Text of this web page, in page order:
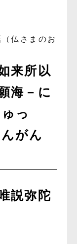
（仏さまのお
来所以
海－に
っ
がん
説弥陀